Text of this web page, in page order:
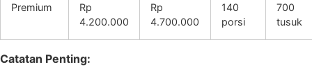
Premium
Rp
4.200.000
Rp
4.700.000
140
porsi
700
tusuk
Catatan Penting: